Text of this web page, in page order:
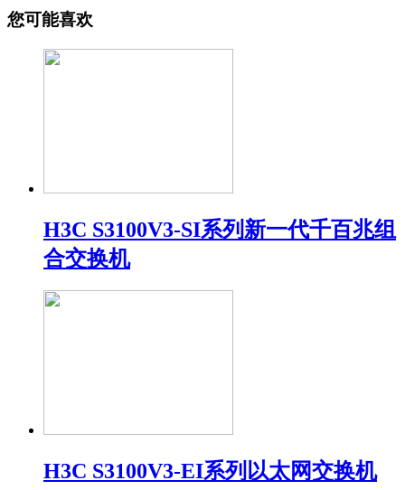
您可能喜欢
H3C S3100V3-SI系列新一代千百兆组
合交换机
H3C S3100V3-EI系列以太网交换机